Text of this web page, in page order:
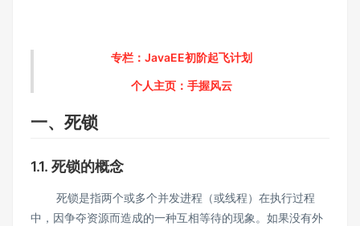
专栏： JavaEE初阶起飞计划
个人主页： 手握风云
一、死锁
1.1. 死锁的概念
死锁是指两个或多个并发进程（或线程）在执行过程
中，因争夺资源而造成的一种互相等待的现象。如果没有外